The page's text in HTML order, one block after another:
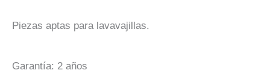
Piezas aptas para lavavajillas.
Garantía: 2 años